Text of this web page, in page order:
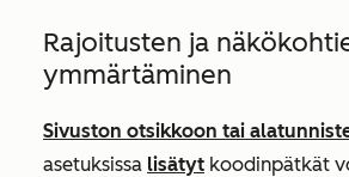
Rajoitusten ja
ymmärtäminen
Sivuston otsikkoon tai
asetuksissa lisätyt koodinpätkät